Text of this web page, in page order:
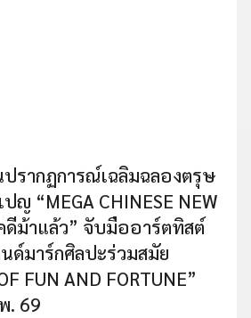
ปรากฏการณ์เฉลิมฉลองตรุษ
“MEGA CHINESE NEW
ดีม้าแล้ว” จับมืออาร์ตทิสต์
ด์มาร์กศิลปะร่วมสมัย
FUN AND FORTUNE”
. 69